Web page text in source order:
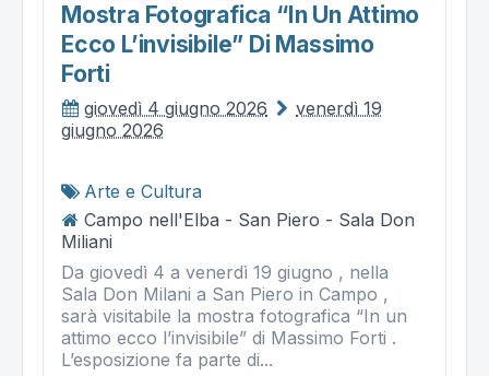
Mostra Fotografica “in Un Attimo
Ecco L’invisibile” Di Massimo
Forti
giovedì 4 giugno 2026
venerdì 19
giugno 2026
Arte e Cultura
Campo nell'Elba - San Piero - Sala Don
Miliani
Da giovedì 4 a venerdì 19 giugno , nella
Sala Don Milani a San Piero in Campo ,
sarà visitabile la mostra fotografica “In un
attimo ecco l’invisibile” di Massimo Forti .
L’esposizione fa parte di...